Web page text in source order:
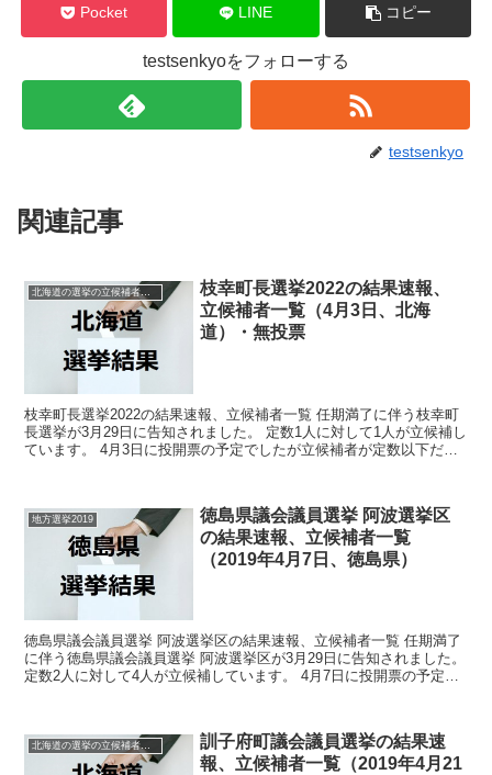
Pocket LINE コピー
testsenkyoをフォローする
testsenkyo
関連記事
北海道の選挙の立候補者と結果速報一覧
枝幸町長選挙2022の結果速報、
立候補者一覧（4月3日、北海
道）・無投票
枝幸町長選挙2022の結果速報、立候補者一覧 任期満了に伴う枝幸町
長選挙が3月29日に告知されました。 定数1人に対して1人が立候補し
ています。 4月3日に投開票の予定でしたが立候補者が定数以下だっ
地方選挙2019
徳島県議会議員選挙 阿波選挙区
の結果速報、立候補者一覧
（2019年4月7日、徳島県）
徳島県議会議員選挙 阿波選挙区の結果速報、立候補者一覧 任期満了
に伴う徳島県議会議員選挙 阿波選挙区が3月29日に告知されました。
定数2人に対して4人が立候補しています。 4月7日に投開票の予定で
北海道の選挙の立候補者と結果速報一覧
訓子府町議会議員選挙の結果速
報、立候補者一覧（2019年4月21